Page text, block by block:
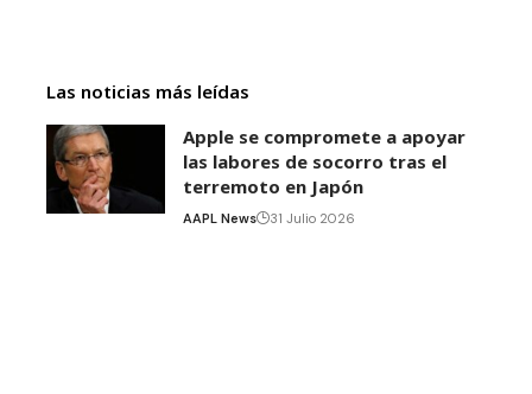
Las noticias más leídas
Apple se compromete a apoyar
las labores de socorro tras el
terremoto en Japón
AAPL News 31 Julio 2026